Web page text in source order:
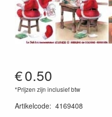
€0.50
*Prijzen zijn inclusief btw
Artikelcode: 4169408